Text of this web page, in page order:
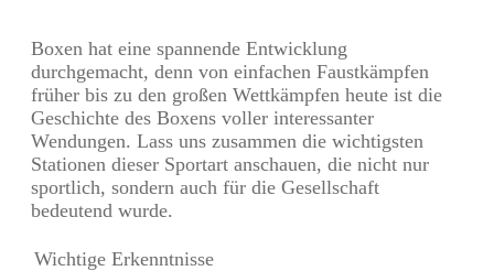
Boxen hat eine spannende Entwicklung
durchgemacht, denn von einfachen Faustkämpfen
früher bis zu den großen Wettkämpfen heute ist die
Geschichte des Boxens voller interessanter
Wendungen. Lass uns zusammen die wichtigsten
Stationen dieser Sportart anschauen, die nicht nur
sportlich, sondern auch für die Gesellschaft
bedeutend wurde.
Wichtige Erkenntnisse